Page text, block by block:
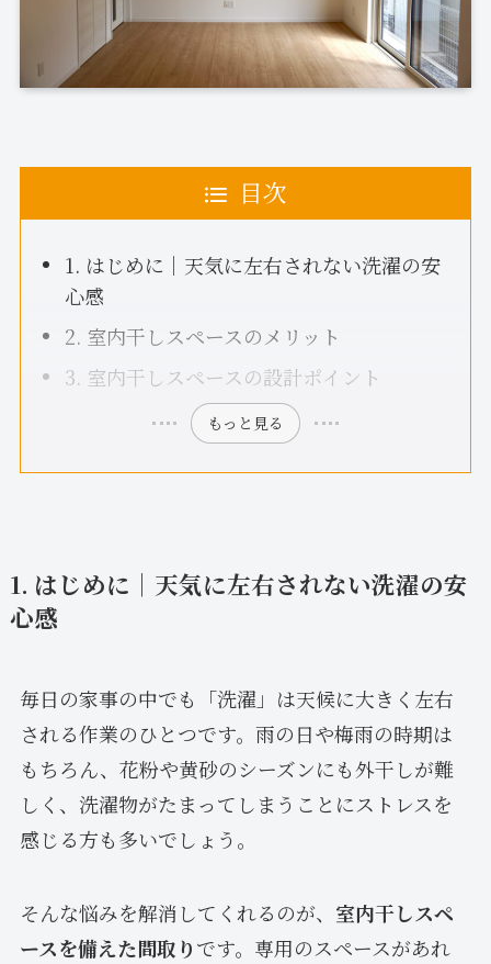
目次
1. はじめに｜天気に左右されない洗濯の安
心感
2. 室内干しスペースのメリット
3. 室内干しスペースの設計ポイント
もっと見る
1. はじめに｜天気に左右されない洗濯の安
心感
毎日の家事の中でも「洗濯」は天候に大きく左右
される作業のひとつです。雨の日や梅雨の時期は
もちろん、花粉や黄砂のシーズンにも外干しが難
しく、洗濯物がたまってしまうことにストレスを
感じる方も多いでしょう。
そんな悩みを解消してくれるのが、 室内干しスペ
ースを備えた間取りです。専用のスペースがあれ